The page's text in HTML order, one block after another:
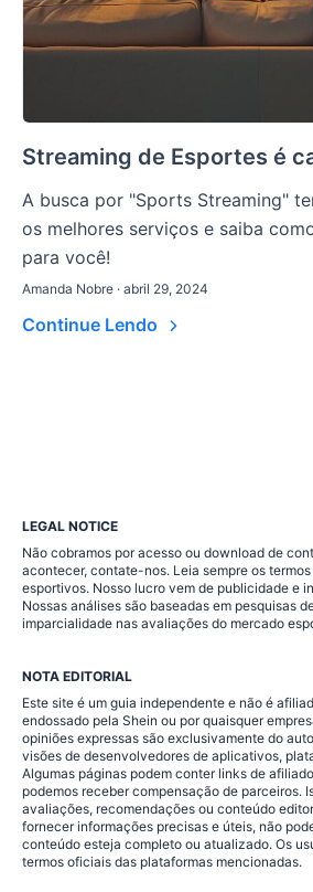
Streaming de Esportes é
A busca por "Sports Streaming"
os melhores serviços e saiba
para você!
Amanda Nobre · abril 29, 2024
Continue Lendo
LEGAL NOTICE
Não cobramos por acesso ou download de
acontecer, contate-nos. Leia sempre os
esportivos. Nosso lucro vem de publicidade e
Nossas análises são baseadas em pesquisas
imparcialidade nas avaliações do mercado
NOTA EDITORIAL
Este site é um guia independente e não é
endossado pela Shein ou por quaisquer
opiniões expressas são exclusivamente do
visões de desenvolvedores de aplicativos,
Algumas páginas podem conter links de
podemos receber compensação de parceiros.
avaliações, recomendações ou conteúdo
fornecer informações precisas e úteis, não
conteúdo esteja completo ou atualizado. Os
termos oficiais das plataformas mencionadas.